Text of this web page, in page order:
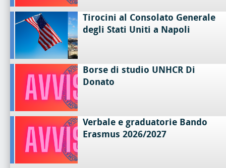
Tirocini al Consolato Generale
degli Stati Uniti a Napoli
Borse di studio UNHCR Di
Donato
Verbale e graduatorie Bando
Erasmus 2026/2027